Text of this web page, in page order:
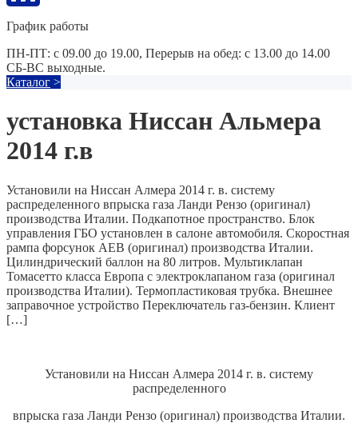
График работы
ПН-ПТ: с 09.00 до 19.00, Перерыв на обед: с 13.00 до 14.00
СБ-ВС выходные.
Каталог >
установка Ниссан Альмера
2014 г.в
Установили на Ниссан Алмера 2014 г. в. систему
распределенного впрыска газа Ланди Рензо (оригинал)
производства Италии. Подкапотное пространство. Блок
управления ГБО установлен в салоне автомобиля. Скоростная
рампа форсунок AEB (оригинал) производства Италии.
Цилиндрический баллон на 80 литров. Мультиклапан
Томасетто класса Европа с электроклапаном газа (оригинал
производства Италии). Термопластиковая трубка. Внешнее
заправочное устройство Переключатель газ-бензин. Клиент
[…]
Установили на Ниссан Алмера 2014 г. в. систему
распределенного
впрыска газа Ланди Рензо (оригинал) производства Италии.